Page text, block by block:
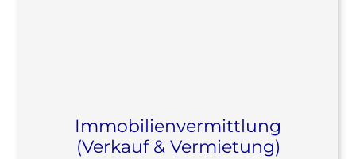
Immobilienvermittlung
(Verkauf & Vermietung)